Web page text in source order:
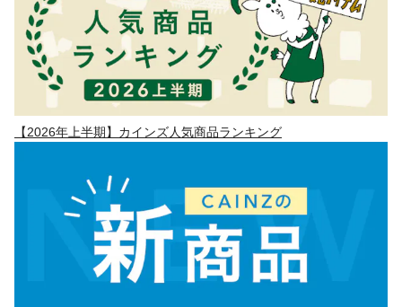
【2026年上半期】カインズ人気商品ランキング